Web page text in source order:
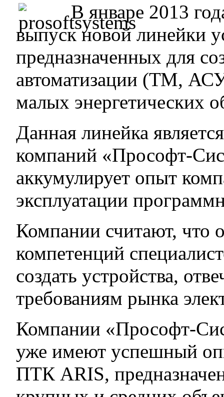
В январе 2013
выпуск новой линейки
предназначенных для
автоматизации (ТМ,
малых энергетических
Данная линейка
компаний «Прософт-
аккумулирует опыт
эксплуатации
Компании считают, что
компетенций
создать устройства,
требованиям рынка
Компании «Прософт-
уже имеют успешный
ПТК ARIS,